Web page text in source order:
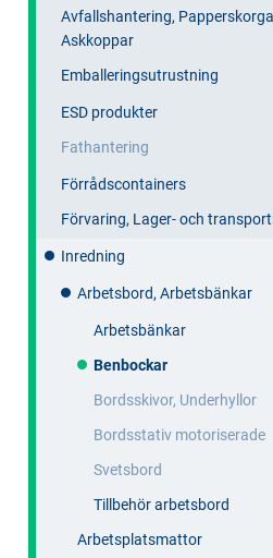
Avfallshantering,
Askkoppar
Emballeringsutrustning
ESD produkter
Fathantering
Förrådscontainers
Förvaring, Lager- och
Inredning
Arbetsbord, Arbetsbänkar
Arbetsbänkar
Benbockar
Bordsskivor, Underhyllor
Bordsstativ motoriserade
Svetsbord
Tillbehör arbetsbord
Arbetsplatsmattor